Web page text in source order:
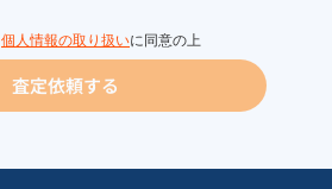
個人情報の取り扱いに同意の上
査定依頼する